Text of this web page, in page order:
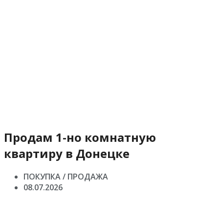
Продам 1-но комнатную
квартиру в Донецке
ПОКУПКА / ПРОДАЖА
08.07.2026